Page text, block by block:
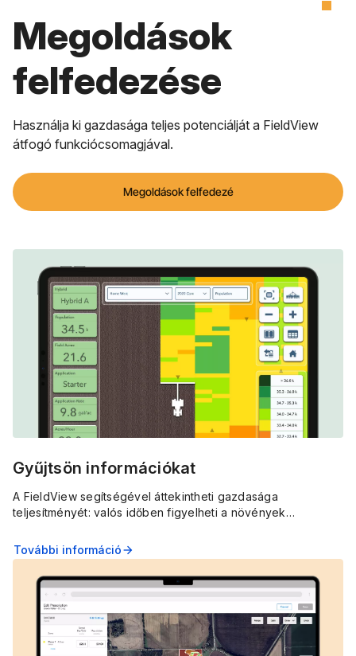
Megoldások
felfedezése
Használja ki gazdasága teljes potenciálját a FieldView
átfogó funkciócsomagjával.
Megoldások felfedezé
Gyűjtsön információkat
A FieldView segítségével áttekintheti gazdasága
teljesítményét: valós időben figyelheti a növények
működés optimalizálása érdekében.
További információarrow_forward